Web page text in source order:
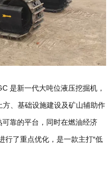
是新一代大吨位液压挖掘机，
方、基础设施建设及矿山辅助作
靠的平台，同时在燃油经济
行了重点优化，是一款主打“低